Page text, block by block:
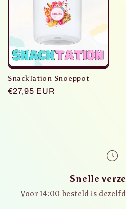
SnackTation Snoeppot
Normaler
€27,95 EUR
Snelle
Voor 14:00 besteld is